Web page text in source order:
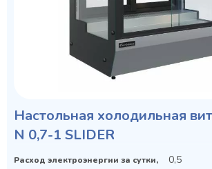
Настольная холодильная
N 0,7-1 SLIDER
Расход электроэнергии за сутки,
0,5